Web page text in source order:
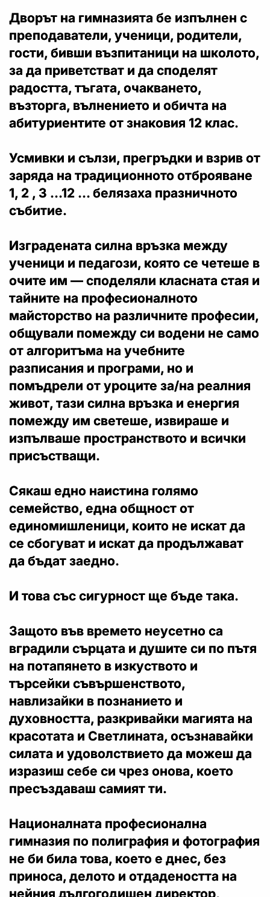
Дворът на гимназията бе изпълнен с
преподаватели, ученици, родители,
гости, бивши възпитаници на школото,
за да приветстват и да споделят
радостта, тъгата, очакването,
възторга, вълнението и обичта на
абитуриентите от знаковия 12 клас.
Усмивки и сълзи, прегръдки и взрив от
заряда на традиционното отброяване
1, 2 , 3 …12 … белязаха празничното
събитие.
Изградената силна връзка между
ученици и педагози, която се четеше в
очите им — споделяли класната стая и
тайните на професионалното
майсторство на различните професии,
общували помежду си водени не само
от алгоритъма на учебните
разписания и програми, но и
помъдрели от уроците за/на реалния
живот, тази силна връзка и енергия
помежду им светеше, извираше и
изпълваше пространството и всички
присъстващи.
Сякаш едно наистина голямо
семейство, една общност от
единомишленици, които не искат да
се сбогуват и искат да продължават
да бъдат заедно.
И това със сигурност ще бъде така.
Защото във времето неусетно са
вградили сърцата и душите си по пътя
на потапянето в изкуството и
търсейки съвършенството,
навлизайки в познанието и
духовността, разкривайки магията на
красотата и Светлината, осъзнавайки
силата и удоволствието да можеш да
изразиш себе си чрез онова, което
пресъздаваш самият ти.
Националната професионална
гимназия по полиграфия и фотография
не би била това, което е днес, без
приноса, делото и отдадеността на
нейния дългогодишен директор,